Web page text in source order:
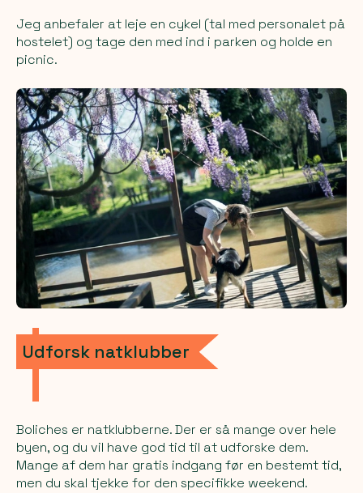
Jeg anbefaler at leje en cykel (tal med personalet på
hostelet) og tage den med ind i parken og holde en
picnic.
Udforsk natklubber
Boliches er natklubberne. Der er så mange over hele
byen, og du vil have god tid til at udforske dem.
Mange af dem har gratis indgang før en bestemt tid,
men du skal tjekke for den specifikke weekend.